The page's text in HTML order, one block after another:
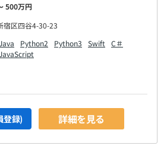
500万円
宿区四谷4-30-23
Python2 Python3 Swift C＃
登録) 詳細を見る